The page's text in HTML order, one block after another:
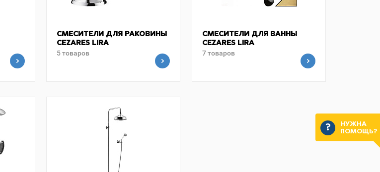
СМЕСИТЕЛИ ДЛЯ РАКОВИНЫ
CEZARES LIRA
5 товаров
СМЕСИТЕЛИ ДЛЯ ВАННЫ
CEZARES LIRA
7 товаров
НУЖНА
ПОМОЩЬ?